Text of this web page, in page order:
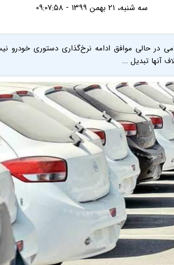
سه شنبه، ۲۱ بهمن ۱۳۹۹ - ۰۹:۰۷:۵۸
در حالی موافق ادامه نرخ‌گذاری دستوری خودرو
آنها تبدیل ...